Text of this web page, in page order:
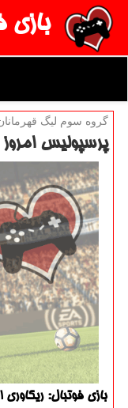
بازی
گروه سوم لیگ
پرسپولیس
بازی فوتبال: